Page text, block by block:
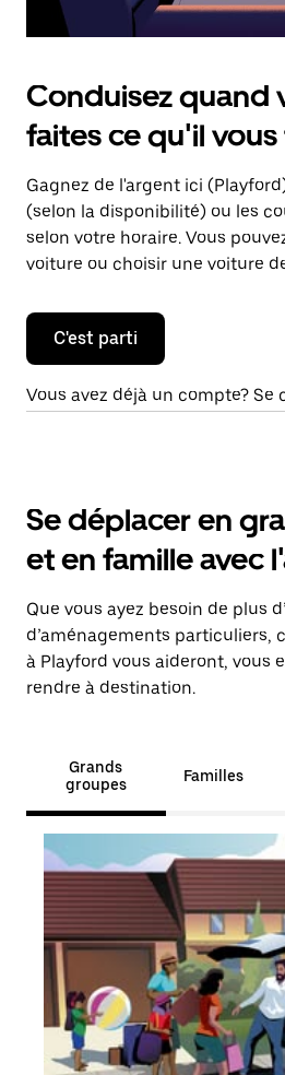
Conduisez quand
faites ce qu'il
Gagnez de l'argent ici
(selon la disponibilité) ou les
selon votre horaire. Vous
voiture ou choisir une voiture
C'est parti
Vous avez déjà un compte? Se
Se déplacer en
et en famille avec
Que vous ayez besoin de plus
d’aménagements particuliers,
à Playford vous aideront, vous
rendre à destination.
Grands
groupes
Familles